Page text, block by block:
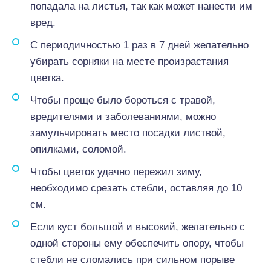
попадала на листья, так как может нанести им
вред.
С периодичностью 1 раз в 7 дней желательно
убирать сорняки на месте произрастания
цветка.
Чтобы проще было бороться с травой,
вредителями и заболеваниями, можно
замульчировать место посадки листвой,
опилками, соломой.
Чтобы цветок удачно пережил зиму,
необходимо срезать стебли, оставляя до 10
см.
Если куст большой и высокий, желательно с
одной стороны ему обеспечить опору, чтобы
стебли не сломались при сильном порыве